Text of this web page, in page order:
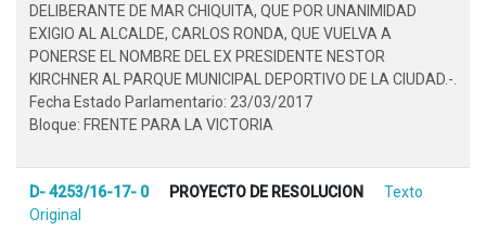
DELIBERANTE DE MAR CHIQUITA, QUE POR UNANIMIDAD
EXIGIO AL ALCALDE, CARLOS RONDA, QUE VUELVA A
PONERSE EL NOMBRE DEL EX PRESIDENTE NESTOR
KIRCHNER AL PARQUE MUNICIPAL DEPORTIVO DE LA CIUDAD.-.
Fecha Estado Parlamentario: 23/03/2017
Bloque: FRENTE PARA LA VICTORIA
D- 4253/16-17- 0 PROYECTO DE RESOLUCION
Texto
Original